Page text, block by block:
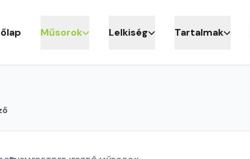
Műsorok Lelkiség Tartalmak